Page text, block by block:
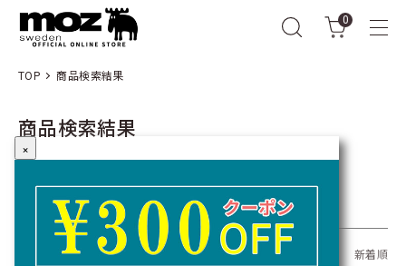
0
TOP 商品検索結果
商品検索結果
全309商品 おすすめ順 新着順
×